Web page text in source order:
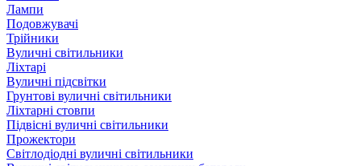
Лампи
Подовжувачі
Трійники
Вуличні світильники
Ліхтарі
Вуличні підсвітки
Грунтові вуличні світильники
Ліхтарні стовпи
Підвісні вуличні світильники
Прожектори
Світлодіодні вуличні світильники